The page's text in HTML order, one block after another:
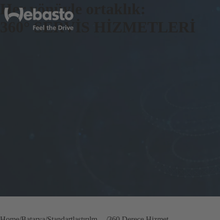
Her yönüyle ortaklık:
360° SERVİS HİZMETLERİ